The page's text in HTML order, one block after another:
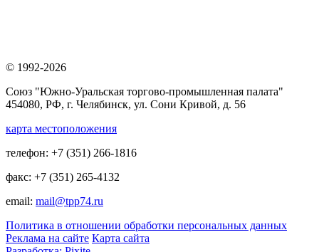
© 1992-2026
Союз "Южно-Уральская торгово-промышленная палата"
454080, РФ, г. Челябинск, ул. Сони Кривой, д. 56
карта местоположения
телефон: +7 (351) 266-1816
факс: +7 (351) 265-4132
email: mail@tpp74.ru
Политика в отношении обработки персональных данных
Реклама на сайте Карта сайта